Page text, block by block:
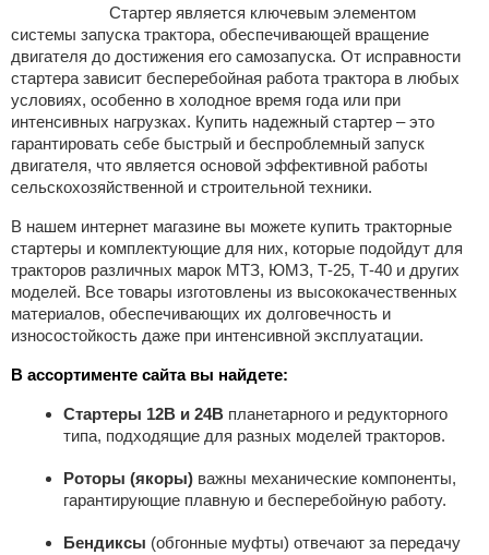
Стартер является ключевым элементом
системы запуска трактора, обеспечивающей вращение
двигателя до достижения его самозапуска. От исправности
стартера зависит бесперебойная работа трактора в любых
условиях, особенно в холодное время года или при
интенсивных нагрузках. Купить надежный стартер – это
гарантировать себе быстрый и беспроблемный запуск
двигателя, что является основой эффективной работы
сельскохозяйственной и строительной техники.
В нашем интернет магазине вы можете купить тракторные
стартеры и комплектующие для них, которые подойдут для
тракторов различных марок МТЗ, ЮМЗ, Т-25, Т-40 и других
моделей. Все товары изготовлены из высококачественных
материалов, обеспечивающих их долговечность и
износостойкость даже при интенсивной эксплуатации.
В ассортименте сайта вы найдете:
Стартеры 12В и 24В планетарного и редукторного
типа, подходящие для разных моделей тракторов.
Роторы (якоры) важны механические компоненты,
гарантирующие плавную и бесперебойную работу.
Бендиксы (обгонные муфты) отвечают за передачу